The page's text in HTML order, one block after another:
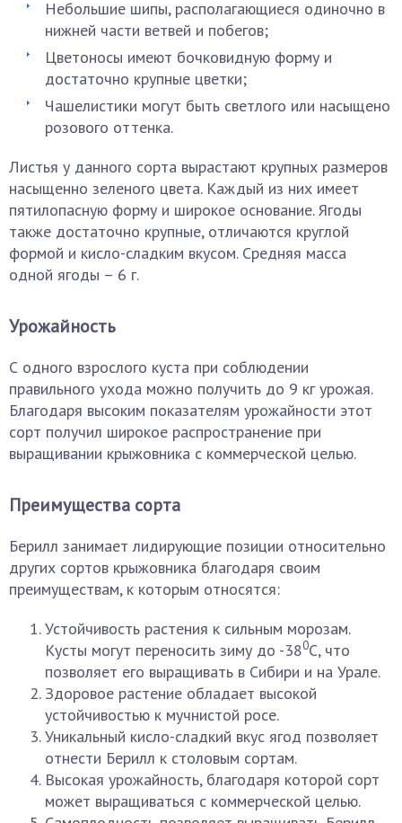
Небольшие шипы, располагающиеся одиночно в
нижней части ветвей и побегов;
Цветоносы имеют бочковидную форму и
достаточно крупные цветки;
Чашелистики могут быть светлого или насыщено
розового оттенка.
Листья у данного сорта вырастают крупных размеров
насыщенно зеленого цвета. Каждый из них имеет
пятилопасную форму и широкое основание. Ягоды
также достаточно крупные, отличаются круглой
формой и кисло-сладким вкусом. Средняя масса
одной ягоды – 6 г.
Урожайность
С одного взрослого куста при соблюдении
правильного ухода можно получить до 9 кг урожая.
Благодаря высоким показателям урожайности этот
сорт получил широкое распространение при
выращивании крыжовника с коммерческой целью.
Преимущества сорта
Берилл занимает лидирующие позиции относительно
других сортов крыжовника благодаря своим
преимуществам, к которым относятся:
Устойчивость растения к сильным морозам.
Кусты могут переносить зиму до -380С, что
позволяет его выращивать в Сибири и на Урале.
Здоровое растение обладает высокой
устойчивостью к мучнистой росе.
Уникальный кисло-сладкий вкус ягод позволяет
отнести Берилл к столовым сортам.
Высокая урожайность, благодаря которой сорт
может выращиваться с коммерческой целью.